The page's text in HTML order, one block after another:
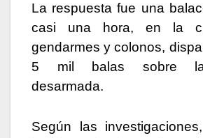
La respuesta fue una
casi una hora, en la
gendarmes y colonos,
5 mil balas sobre la
desarmada.
Según las